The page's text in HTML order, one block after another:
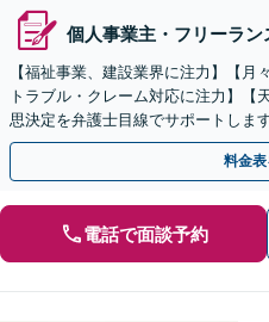
個人事業主・フリーラン
【福祉事業、建設業界に注力】【
トラブル・クレーム対応に注力】【
思決定を弁護士目線でサポートしま
らず、事業スキーム全体をリーガル
料金
電話で面談予約